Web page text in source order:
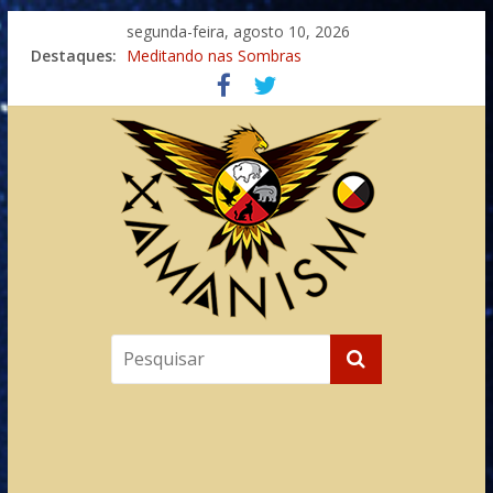
segunda-feira, agosto 10, 2026
Destaques: Meditando nas Sombras
Autosuficiência: A Jornada do Espírito Ancestral
Xamanismo Universal
Totens – Caminho Espiritual – Crescimento
Imaginação na Cura